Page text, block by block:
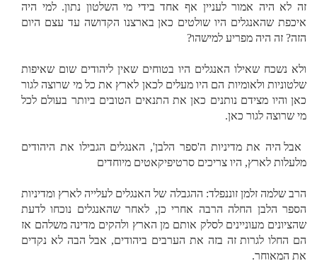
זה לא היה אמור לעניין אף אחד בידי מי השלטון נתון. למי היה
איכפת שהאנגלים היו שולטים כאן בארצנו הקדושה עד עצם היום
הזה? זה היה מפריע למישהו?
ולא נשכח שאילו האנגלים היו בטוחים שאין ליהודים שום שאיפות
שלטוניות ולאומיות הם היו מעלים לכאן לארץ את כל מי שרוצה לגור
כאן והיו מצידם נותנים כאן את התנאים הטובים ביותר בעולם לכל
מי שרוצה לגור כאן.
אבל היה את מדיניות ה'ספר הלבן', האנגלים הגבילו את היהודים
מלעלות לארץ, היו צריכים סרטיפיקאטים מיוחדים
הרב שלמה זלמן זוננפלד: ההגבלה של האנגלים לעלייה לארץ ומדיניות
הספר הלבן החלה הרבה אחרי כן, לאחר שהאנגלים נוכחו לדעת
שהציונים מעוניינים לסלק אותם מן הארץ ולהקים מדינה משלהם אז
הם החלו לגרות זה בזה את הערבים ביהודים, אבל הבה לא נקדים
את המאוחר.